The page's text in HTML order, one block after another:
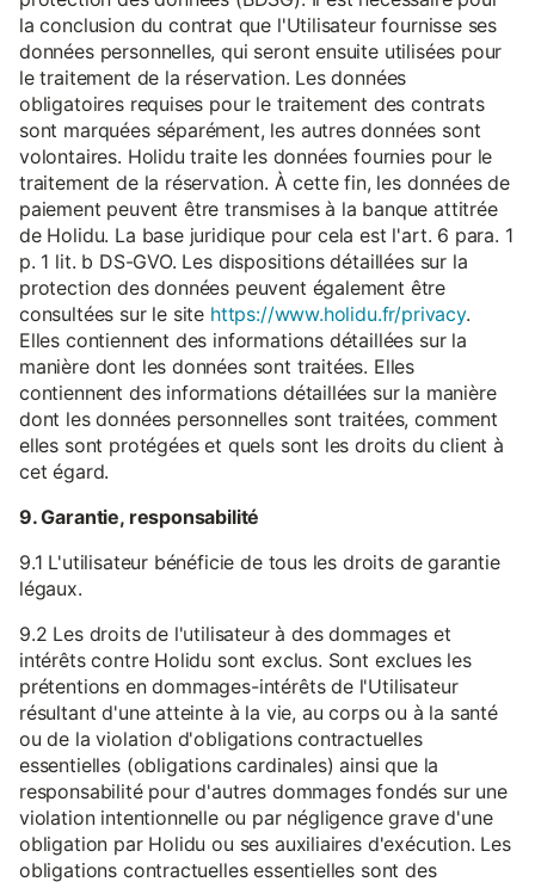
la conclusion du contrat que l'Utilisateur fournisse ses
données personnelles, qui seront ensuite utilisées pour
le traitement de la réservation. Les données
obligatoires requises pour le traitement des contrats
sont marquées séparément, les autres données sont
volontaires. Holidu traite les données fournies pour le
traitement de la réservation. À cette fin, les données de
paiement peuvent être transmises à la banque attitrée
de Holidu. La base juridique pour cela est l'art. 6 para. 1
p. 1 lit. b DS-GVO. Les dispositions détaillées sur la
protection des données peuvent également être
consultées sur le site https://www.holidu.fr/privacy.
Elles contiennent des informations détaillées sur la
manière dont les données sont traitées. Elles
contiennent des informations détaillées sur la manière
dont les données personnelles sont traitées, comment
elles sont protégées et quels sont les droits du client à
cet égard.
9. Garantie, responsabilité
9.1 L'utilisateur bénéficie de tous les droits de garantie
légaux.
9.2 Les droits de l'utilisateur à des dommages et
intérêts contre Holidu sont exclus. Sont exclues les
prétentions en dommages-intérêts de l'Utilisateur
résultant d'une atteinte à la vie, au corps ou à la santé
ou de la violation d'obligations contractuelles
essentielles (obligations cardinales) ainsi que la
responsabilité pour d'autres dommages fondés sur une
violation intentionnelle ou par négligence grave d'une
obligation par Holidu ou ses auxiliaires d'exécution. Les
obligations contractuelles essentielles sont des